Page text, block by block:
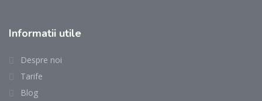
Informatii utile
Despre noi
Tarife
Blog